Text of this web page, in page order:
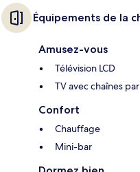
Équipements de la
Amusez-vous
Télévision LCD
TV avec chaînes
Confort
Chauffage
Mini-bar